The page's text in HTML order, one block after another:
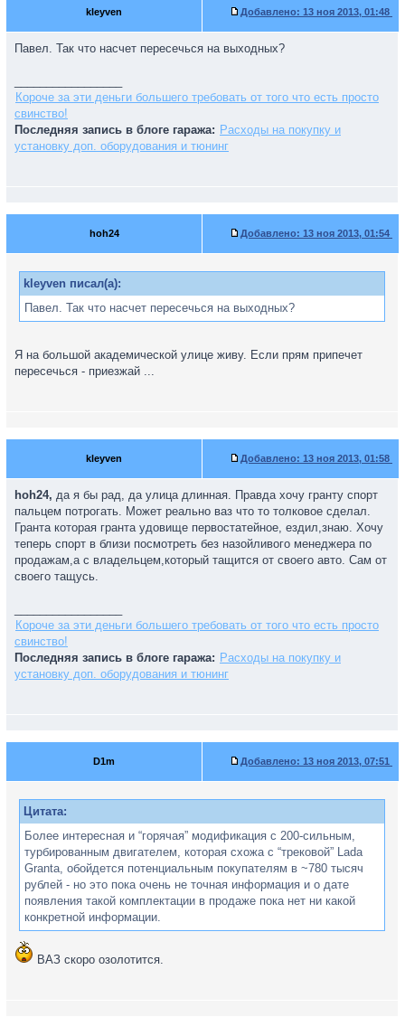
kleyven Добавлено: 13 ноя 2013, 01:48
Павел. Так что насчет пересечься на выходных?
Короче за эти деньги большего требовать от того что есть просто
свинство!
Последняя запись в блоге гаража: Расходы на покупку и
установку доп. оборудования и тюнинг
hoh24 Добавлено: 13 ноя 2013, 01:54
kleyven писал(а):
Павел. Так что насчет пересечься на выходных?
Я на большой академической улице живу. Если прям припечет
пересечься - приезжай ...
kleyven Добавлено: 13 ноя 2013, 01:58
hoh24, да я бы рад, да улица длинная. Правда хочу гранту спорт
пальцем потрогать. Может реально ваз что то толковое сделал.
Гранта которая гранта удовище первостатейное, ездил,знаю. Хочу
теперь спорт в близи посмотреть без назойливого менеджера по
продажам,а с владельцем,который тащится от своего авто. Сам от
своего тащусь.
Короче за эти деньги большего требовать от того что есть просто
свинство!
Последняя запись в блоге гаража: Расходы на покупку и
установку доп. оборудования и тюнинг
D1m Добавлено: 13 ноя 2013, 07:51
Цитата:
Более интересная и “горячая” модификация с 200-сильным,
турбированным двигателем, которая схожа с “трековой” Lada
Granta, обойдется потенциальным покупателям в ~780 тысяч
рублей - но это пока очень не точная информация и о дате
появления такой комплектации в продаже пока нет ни какой
конкретной информации.
ВАЗ скоро озолотится.